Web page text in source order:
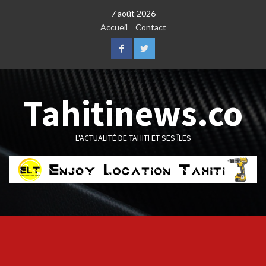
7 août 2026
Accueil
Contact
FacebookTwitter
Tahitinews.co
L'ACTUALITÉ DE TAHITI ET SES ÎLES